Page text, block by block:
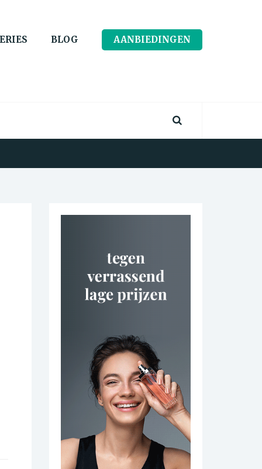
BLOG AANBIEDINGEN